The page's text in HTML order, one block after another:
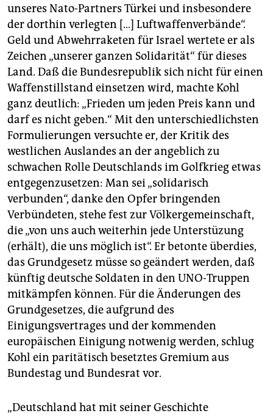
unterstützen
abo
genossenschaft
epaper login
unseres Nato-Partners Türkei und insbesondere
der dorthin verlegten [...] Luftwaffenverbände“.
Geld und Abwehrraketen für Israel wertete er als
Zeichen „unserer ganzen Solidarität“ für dieses
Land. Daß die Bundesrepublik sich nicht für einen
Waffenstillstand einsetzen wird, machte Kohl
ganz deutlich: „Frieden um jeden Preis kann und
darf es nicht geben.“ Mit den unterschiedlichsten
Formulierungen versuchte er, der Kritik des
westlichen Auslandes an der angeblich zu
schwachen Rolle Deutschlands im Golfkrieg etwas
entgegenzusetzen: Man sei „solidarisch
verbunden“, danke den Opfer bringenden
Verbündeten, stehe fest zur Völkergemeinschaft,
die „von uns auch weiterhin jede Unterstüzung
(erhält), die uns möglich ist“. Er betonte überdies,
das Grundgesetz müsse so geändert werden, daß
künftig deutsche Soldaten in den UNO-Truppen
mitkämpfen können. Für die Änderungen des
Grundgesetzes, die aufgrund des
Einigungsvertrages und der kommenden
europäischen Einigung notwenig werden, schlug
Kohl ein paritätisch besetztes Gremium aus
Bundestag und Bundesrat vor.
„Deutschland hat mit seiner Geschichte